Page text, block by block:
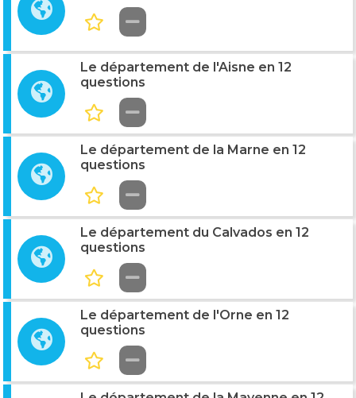
Le département de l'Aisne en 12
questions
Le département de la Marne en 12
questions
Le département du Calvados en 12
questions
Le département de l'Orne en 12
questions